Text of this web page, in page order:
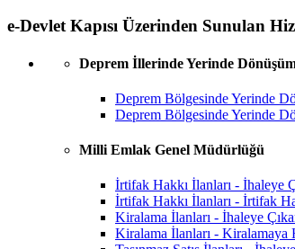
e-Devlet Kapısı Üzerinden Sunulan
Deprem İllerinde Yerinde
Deprem Bölgesinde Yerinde
Deprem Bölgesinde Yerinde
Milli Emlak Genel Müdürlüğü
İrtifak Hakkı İlanları - İhaleye
İrtifak Hakkı İlanları - İrtifak
Kiralama İlanları - İhaleye
Kiralama İlanları - Kiralamaya